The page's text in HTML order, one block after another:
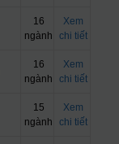
16
ngành
Xem
chi tiết
16
ngành
Xem
chi tiết
15
ngành
Xem
chi tiết